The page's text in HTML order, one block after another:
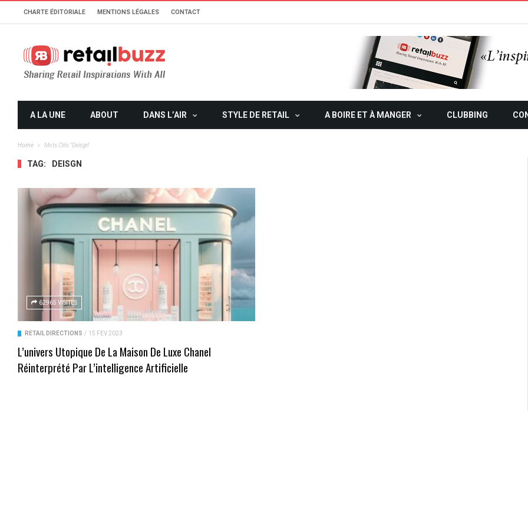
CHARTE ÉDITORIALE MENTIONS LÉGALES CONTACT
A LA UNE ABOUT DANS L’AIR STYLE DE RETAIL A BOIRE ET À MANGER CLUBBING
Home Mots Clés "deisgn"
TAG: DEISGN
62965 VISITES
RETAIL DIRECTIONS / 15 FÉV 2023
L’univers Utopique De La Maison De Luxe Chanel
Réinterprété Par L’intelligence Artificielle